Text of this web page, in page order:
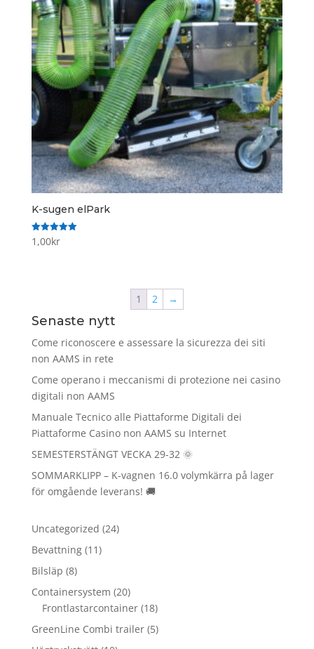
K-sugen elPark
Betygsatt
5.00
1,00kr
1 2 →
Senaste nytt
Come riconoscere e assessare la sicurezza dei siti
non AAMS in rete
Come operano i meccanismi di protezione nei casino
digitali non AAMS
Manuale Tecnico alle Piattaforme Digitali dei
Piattaforme Casino non AAMS su Internet
SEMESTERSTÄNGT VECKA 29-32 🌞
SOMMARKLIPP – K-vagnen 16.0 volymkärra på lager
för omgående leverans! 🚚
Uncategorized 2424
Bevattning 1111
Bilsläp 88
produkter
Containersystem 2020
produkter
Frontlastarcontainer 1818
produkter
GreenLine Combi trailer 55